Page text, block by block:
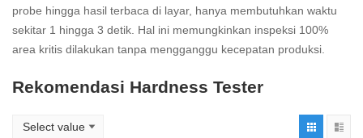
probe hingga hasil terbaca di layar, hanya membutuhkan waktu
sekitar 1 hingga 3 detik. Hal ini memungkinkan inspeksi 100%
area kritis dilakukan tanpa mengganggu kecepatan produksi.
Rekomendasi Hardness Tester